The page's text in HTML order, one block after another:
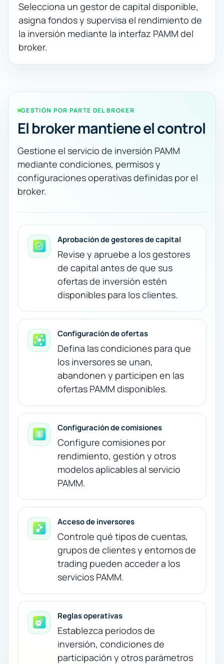
Selecciona un gestor de capital disponible,
asigna fondos y supervisa el rendimiento de
la inversión mediante la interfaz PAMM del
broker.
GESTIÓN POR PARTE DEL BROKER
El broker mantiene el control
Gestione el servicio de inversión PAMM
mediante condiciones, permisos y
configuraciones operativas definidas por el
broker.
Aprobación de gestores de capital
Revise y apruebe a los gestores
de capital antes de que sus
ofertas de inversión estén
disponibles para los clientes.
Configuración de ofertas
Defina las condiciones para que
los inversores se unan,
abandonen y participen en las
ofertas PAMM disponibles.
Configuración de comisiones
Configure comisiones por
rendimiento, gestión y otros
modelos aplicables al servicio
PAMM.
Acceso de inversores
Controle qué tipos de cuentas,
grupos de clientes y entornos de
trading pueden acceder a los
servicios PAMM.
Reglas operativas
Establezca periodos de
inversión, condiciones de
participación y otros parámetros